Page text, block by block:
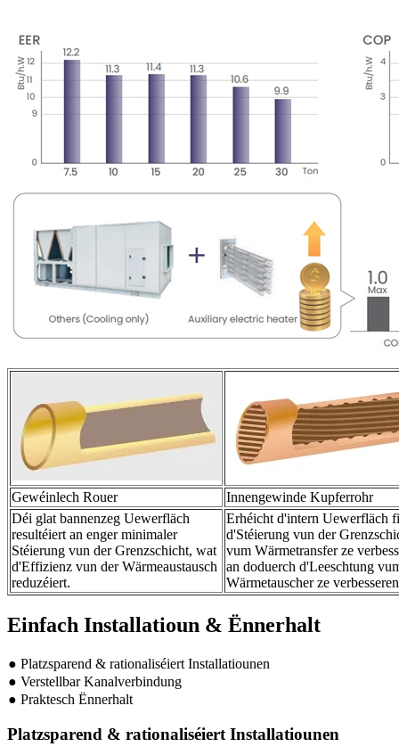
Gewéinlech Rouer
Innengewinde Kupferrohr
Déi glat bannenzeg Uewerfläch
resultéiert an enger minimaler
Stéierung vun der Grenzschicht, wat
d'Effizienz vun der Wärmeaustausch
reduzéiert.
Erhéicht d'intern Uewerfläch
d'Stéierung vun der
vum Wärmetransfer ze
an doduerch d'Leeschtung
Wärmetauscher ze
Einfach Installatioun & Ënnerhalt
● Platzsparend & rationaliséiert Installatiounen
● Verstellbar Kanalverbindung
● Praktesch Ënnerhalt
Platzsparend & rationaliséiert Installatiounen